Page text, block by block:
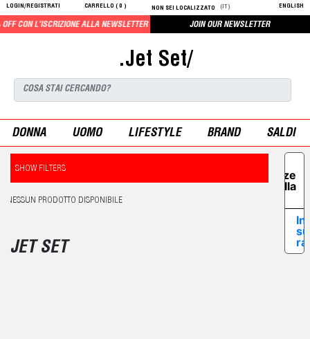
LOGIN/REGISTRATI CARRELLO ( 0 ) NON SEI LOCALIZZATO (IT) ENGLISH
CON L'ISCRIZIONE ALLA NEWSLETTER JOIN OUR NEWSLETTER
.Jet Set/
DONNA UOMO LIFESTYLE BRAND SALDI
SHOW FILTERS
NESSUN PRODOTTO DISPONIBILE
JET SET
preferenze
relative alla